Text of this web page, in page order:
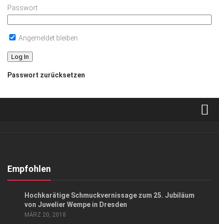
Passwort
Angemeldet bleiben
Passwort zurücksetzen
Kontakt, Impressum
AGB
Empfohlen
Hochkarätige Schmuckvernissage zum 25. Jubiläum
von Juwelier Wempe in Dresden
MÄRZ 20, 2018